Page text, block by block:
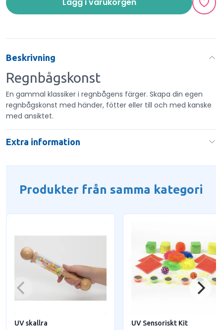
Beskrivning
Regnbågskonst
En gammal klassiker i regnbågens färger. Skapa din egen
regnbågskonst med händer, fötter eller till och med kanske
med ansiktet.
Extra information
Produkter från samma kategori
UV skallra UV Sensoriskt Kit